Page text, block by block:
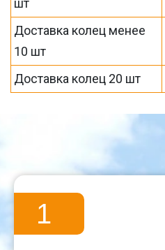
шт
Доставка колец менее
10 шт
Доставка колец 20 шт
1